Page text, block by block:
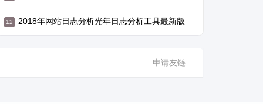
2018年网站日志分析光年日志分析工具最新版
申请友链